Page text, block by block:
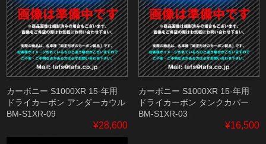
カーボニー S1000XR 15-年用
ドライカーボン アンダーカウル
BM-S1XR-09
¥28,600
カーボニー S1000XR 15-年用
ドライカーボン タンクカバー
BM-S1XR-03
¥16,500